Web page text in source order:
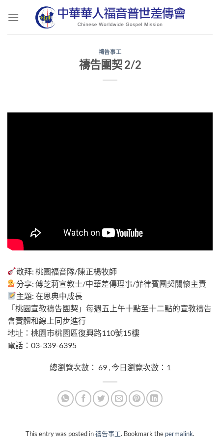
禱告事工
禱告團契 2/2
敬拜: 桃園福音隊/陳正楊牧師
分享: 傅芝莉宣教士/中華差傳理事/菲律賓團契關懷主責
主題: 在恩典中成長
「桃園宣教禱告團契」每週五上午十點至十二點的宣教禱告
會實體和線上同步進行
地址：桃園市桃園區復興路110號15樓
電話：03-339-6395
總瀏覽次數： 69 , 今日瀏覽次數：1
This entry was posted in禱告事工. Bookmark the permalink.